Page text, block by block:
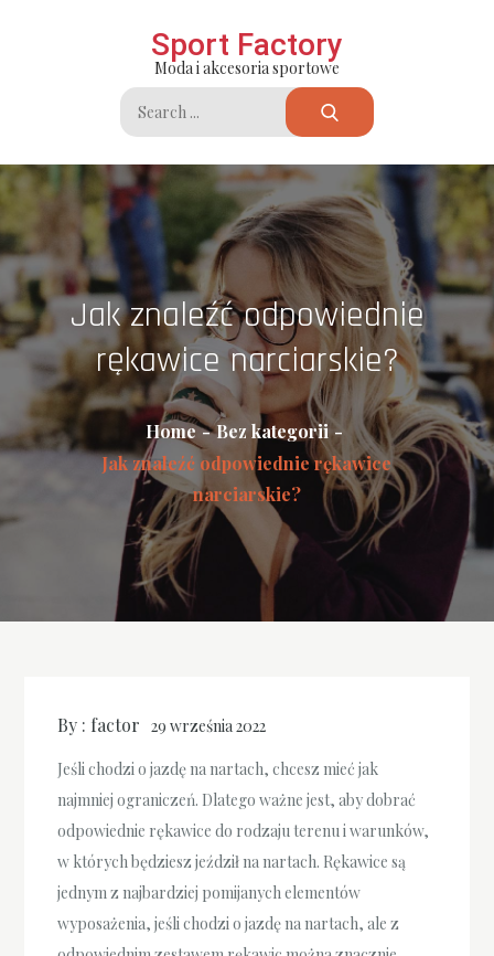
Sport Factory
Moda i akcesoria sportowe
Search
for:
Jak znaleźć odpowiednie
rękawice narciarskie?
Home
Bez kategorii
Jak znaleźć odpowiednie rękawice
narciarskie?
By : factor 29 września 2022
Jeśli chodzi o jazdę na nartach, chcesz mieć jak
najmniej ograniczeń. Dlatego ważne jest, aby dobrać
odpowiednie rękawice do rodzaju terenu i warunków,
w których będziesz jeździł na nartach. Rękawice są
jednym z najbardziej pomijanych elementów
wyposażenia, jeśli chodzi o jazdę na nartach, ale z